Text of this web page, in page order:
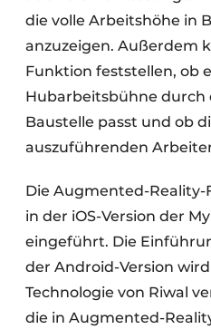
die volle Arbeitshöhe in
anzuzeigen. Außerdem
Funktion feststellen, ob
Hubarbeitsbühne durch
Baustelle passt und ob
auszuführenden
Die Augmented-
in der iOS-Version der
eingeführt. Die
der Android-Version
Technologie von Riwal
die in Augmented-